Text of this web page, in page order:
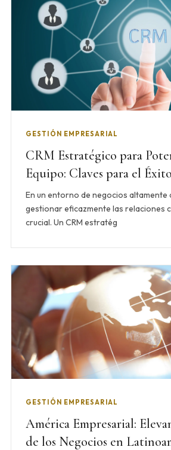
GESTIÓN EMPRESARIAL
CRM Estratégico para
Equipo: Claves para el Éxito
En un entorno de negocios altamente
gestionar eficazmente las relaciones
crucial. Un CRM estratég
GESTIÓN EMPRESARIAL
América Empresarial:
de los Negocios en